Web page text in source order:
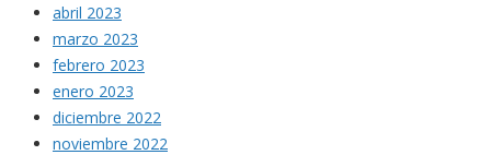
abril 2023
marzo 2023
febrero 2023
enero 2023
diciembre 2022
noviembre 2022